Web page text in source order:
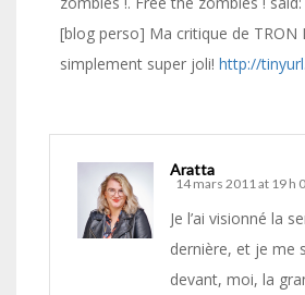
[blog perso] Ma critique de TRON
simplement super joli! http://
Aratta
14 mars 2011 at 19 h
Je l’ai visionné la
dernière, et je me
devant, moi, la